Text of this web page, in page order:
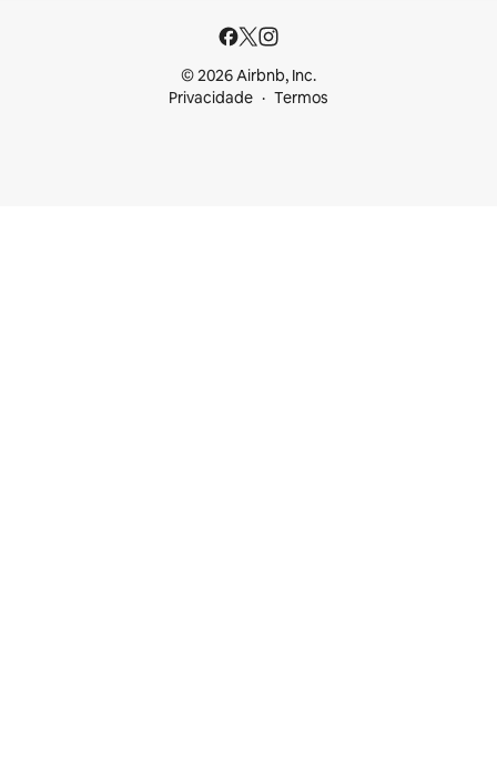
© 2026 Airbnb, Inc.
Privacidade
Termos